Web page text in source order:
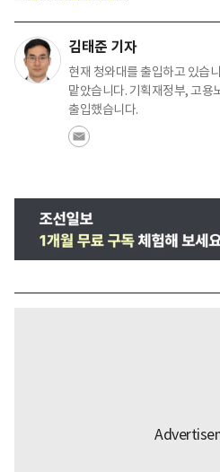
김태준 기자
현재 청와대를 출입하고 있습
맡았습니다. 기획재정부, 고용
출입했습니다.